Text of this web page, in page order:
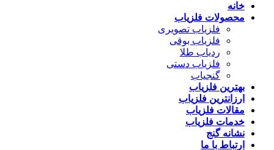
خانه
محصولات فلزیاب
فلزیاب تصویری
فلزیاب بوقی
ردیاب طلا
فلزیاب دستی
گنجیاب
بهترین فلزیاب
ارزانترین فلزیاب
مقالات فلزیاب
خدمات فلزیاب
نشانه گنج
ارتباط با ما